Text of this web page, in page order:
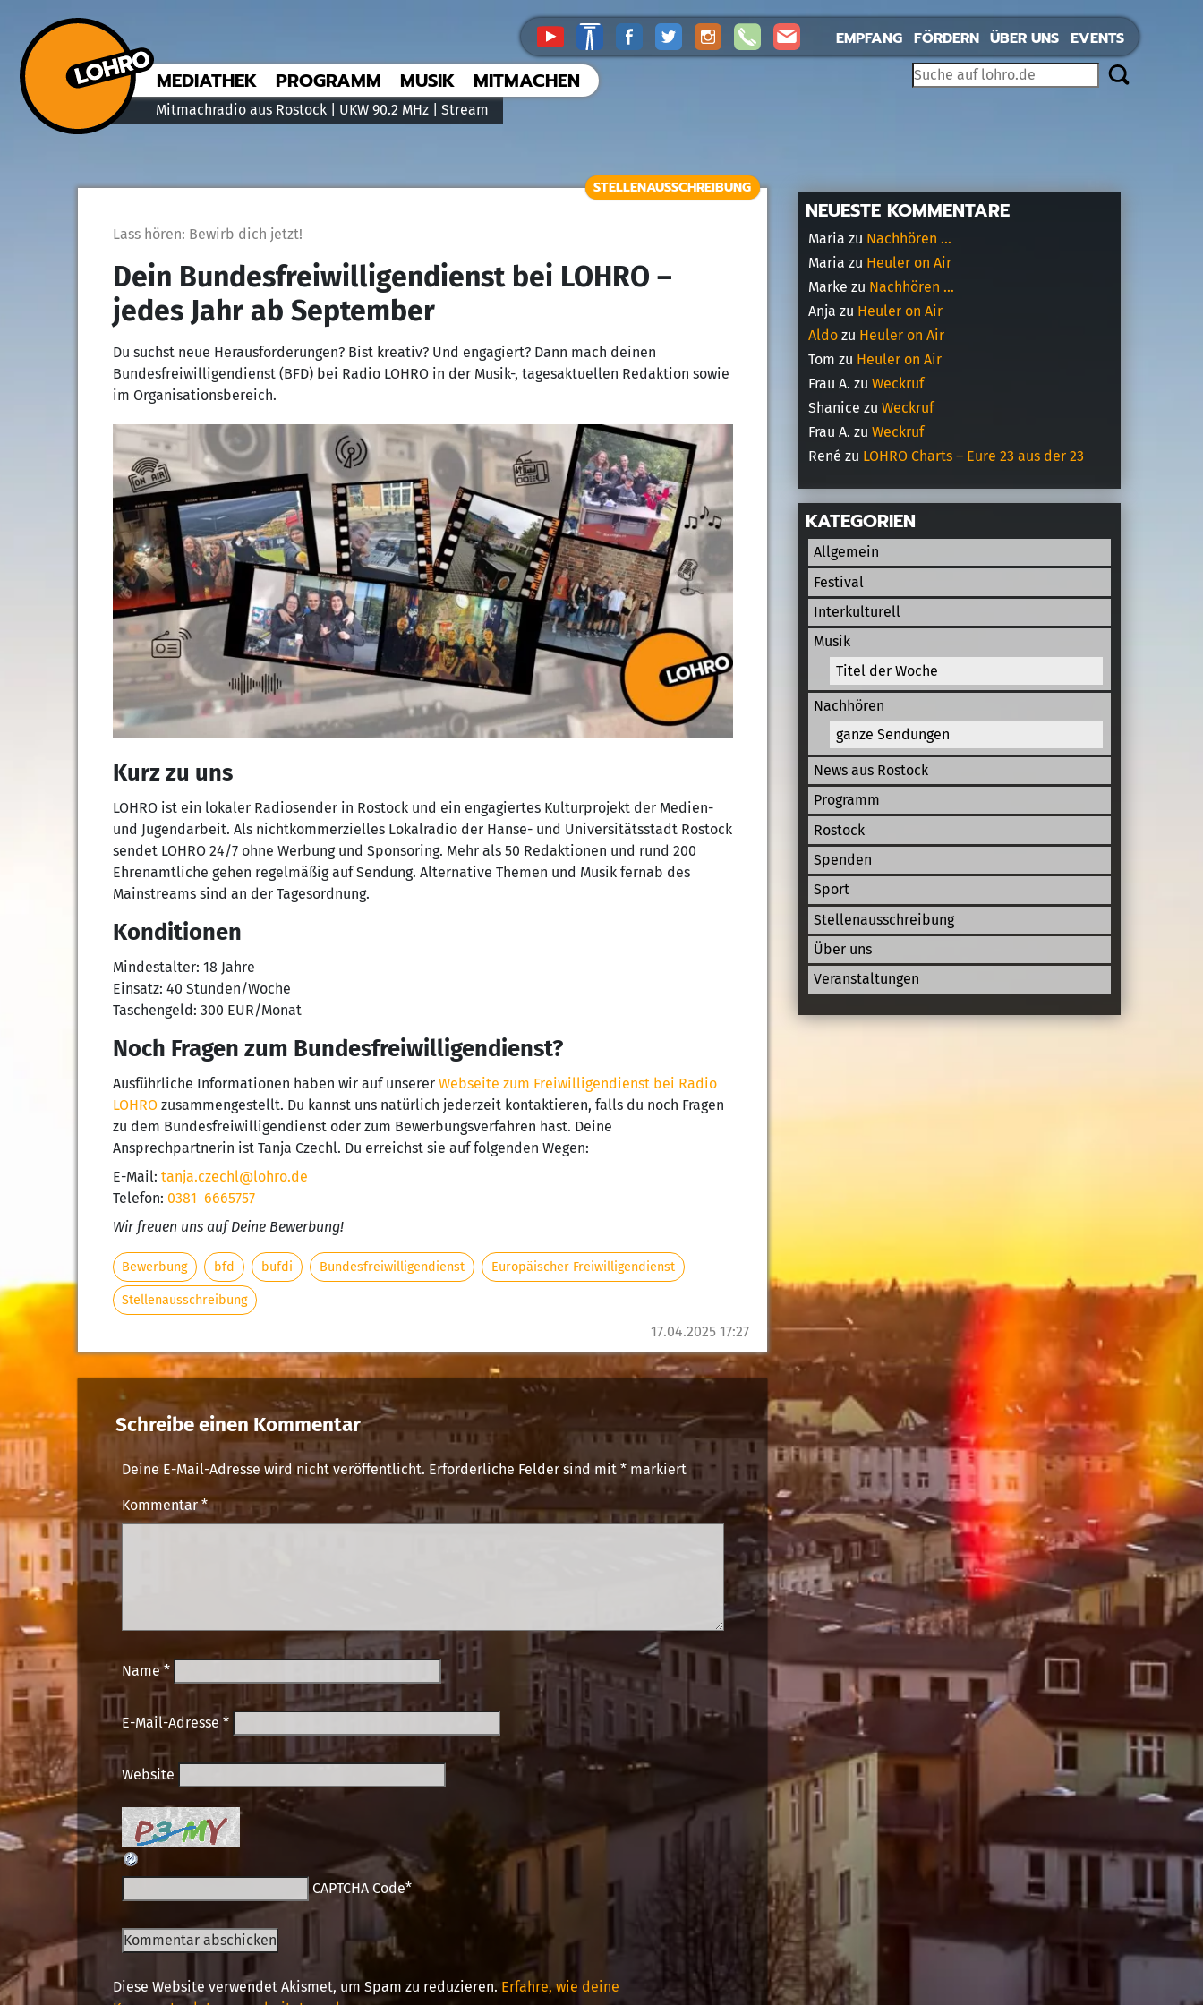
Mitmachradio aus Rostock | UKW 90.2 MHz | Stream
EMPFANG FÖRDERN ÜBER UNS EVENTS
MEDIATHEK PROGRAMM MUSIK MITMACHEN
STELLENAUSSCHREIBUNG
17.04.2025 17:27
Lass hören: Bewirb dich jetzt!
Dein Bundesfreiwilligendienst bei LOHRO –
jedes Jahr ab September
Du suchst neue Herausforderungen? Bist kreativ? Und engagiert? Dann mach deinen
Bundesfreiwilligendienst (BFD) bei Radio LOHRO in der Musik-, tagesaktuellen Redaktion sowie
im Organisationsbereich.
Kurz zu uns
LOHRO ist ein lokaler Radiosender in Rostock und ein engagiertes Kulturprojekt der Medien-
und Jugendarbeit. Als nichtkommerzielles Lokalradio der Hanse- und Universitätsstadt Rostock
sendet LOHRO 24/7 ohne Werbung und Sponsoring. Mehr als 50 Redaktionen und rund 200
Ehrenamtliche gehen regelmäßig auf Sendung. Alternative Themen und Musik fernab des
Mainstreams sind an der Tagesordnung.
Konditionen
Mindestalter: 18 Jahre
Einsatz: 40 Stunden/Woche
Taschengeld: 300 EUR/Monat
Noch Fragen zum Bundesfreiwilligendienst?
Ausführliche Informationen haben wir auf unserer Webseite zum Freiwilligendienst bei Radio
LOHROzusammengestellt. Du kannst uns natürlich jederzeit kontaktieren, falls du noch Fragen
zu dem Bundesfreiwilligendienst oder zum Bewerbungsverfahren hast. Deine
Ansprechpartnerin ist Tanja Czechl. Du erreichst sie auf folgenden Wegen:
E-Mail: tanja.czechl@lohro.de
Telefon: 0381 6665757
Wir freuen uns auf Deine Bewerbung!
Bewerbung bfd bufdi Bundesfreiwilligendienst Europäischer Freiwilligendienst
Stellenausschreibung
Schreibe einen Kommentar
Deine E-Mail-Adresse wird nicht veröffentlicht. Erforderliche Felder sind mit *markiert
Kommentar*
Name*
E-Mail-Adresse *
Website
CAPTCHA Code*
Diese Website verwendet Akismet, um Spam zu reduzieren. Erfahre, wie deine
NEUESTE KOMMENTARE
Maria zu Nachhören …
Maria zu Heuler on Air
Marke zu Nachhören …
Anja zu Heuler on Air
Aldo zu Heuler on Air
Tom zu Heuler on Air
Frau A. zu Weckruf
Shanice zu Weckruf
Frau A. zu Weckruf
René zu LOHRO Charts – Eure 23 aus der 23
KATEGORIEN
Allgemein
Festival
Interkulturell
Musik
Titel der Woche
Nachhören
ganze Sendungen
News aus Rostock
Programm
Rostock
Spenden
Sport
Stellenausschreibung
Über uns
Veranstaltungen